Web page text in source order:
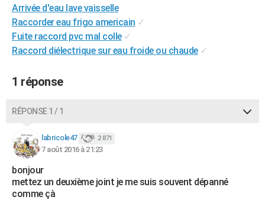
CARTE DE VOEUX
Carte de Noël
Carte Bonne année
Carte Saint-Valentin
Carte Pâques
Carte d'anniversaire
DICTIONNAIRE
COPAINS D'AVANT
S'inscrire
Se connecter
Lycées
Collèges
Primaires
Universités
Entreprises
Service militaire
Avis de recherche
AVIS DE DÉCÈS
FORUM
Bricolage
Lifestyle
Culture
Sport
Auto
Television
Voyage
Cinema
Arrivée d'eau lave vaisselle
Raccorder eau frigo americain ✓
Fuite raccord pvc mal colle ✓
Raccord diélectrique sur eau froide ou chaude ✓
1 réponse
RÉPONSE 1 / 1
labricole47 2 871
7 août 2016 à 21:23
bonjour
mettez un deuxième joint je me suis souvent dépanné
comme çà